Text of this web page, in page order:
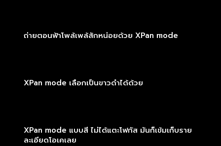
ถ่ายตอนฟ้าโพล้เพล้สักหน่อยด้วย XPan mode
XPan mode เลือกเป็นขาวดำได้ด้วย
XPan mode แบบสี ไม่ได้แตะโฟกัส มันก็เข้มเก็บราย
ละเอียดโอเคเลย